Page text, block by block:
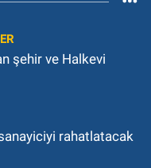
şehir ve Halkevi
rahatlatacak